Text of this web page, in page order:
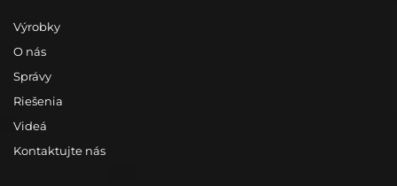
Výrobky
O nás
Správy
Riešenia
Videá
Kontaktujte nás